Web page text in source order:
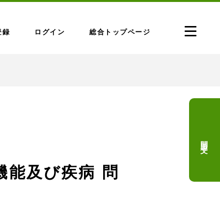
録 ログイン 総合トップページ
及び疾病 問